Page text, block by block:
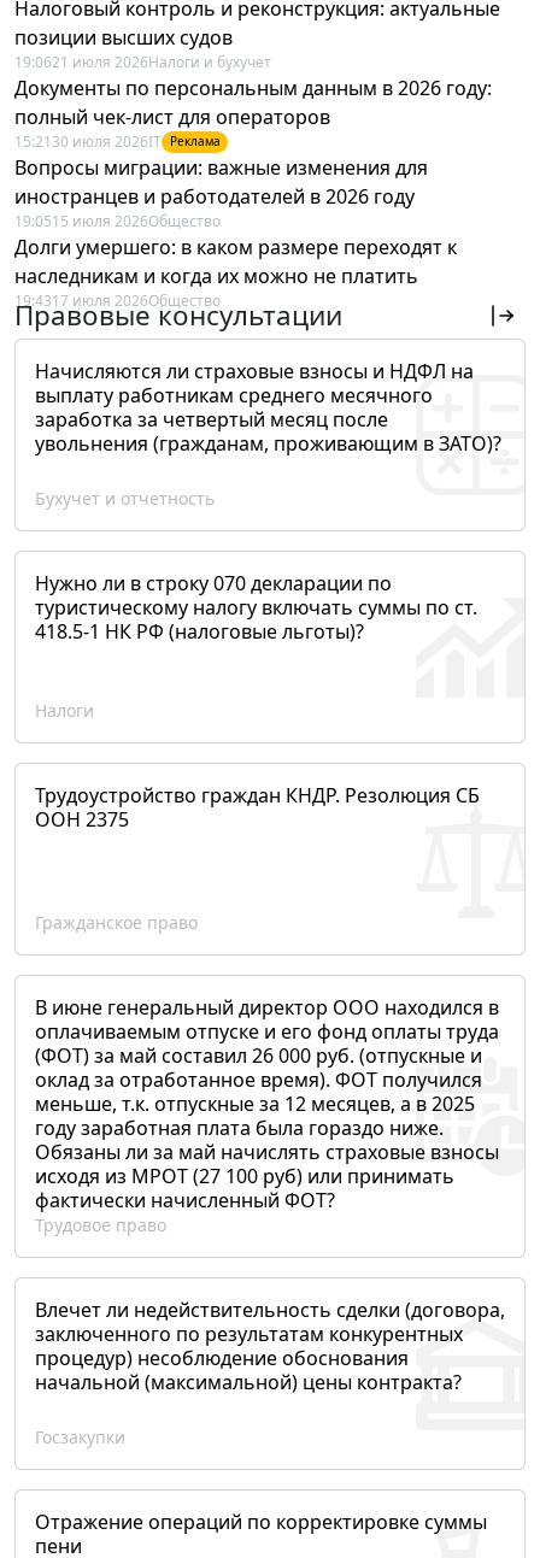
Налоговый контроль и реконструкция: актуальные
позиции высших судов
19:0621 июля 2026Налоги и бухучет
Документы по персональным данным в 2026 году:
полный чек-лист для операторов
15:21 30 июля 2026IT Реклама
Вопросы миграции: важные изменения для
иностранцев и работодателей в 2026 году
19:0515 июля 2026Общество
Долги умершего: в каком размере переходят к
наследникам и когда их можно не платить
19:4317 июля 2026Общество
Правовые консультации
Начисляются ли страховые взносы и НДФЛ на
выплату работникам среднего месячного
заработка за четвертый месяц после
увольнения (гражданам, проживающим в ЗАТО)?
Бухучет и отчетность
Нужно ли в строку 070 декларации по
туристическому налогу включать суммы по ст.
418.5-1 НК РФ (налоговые льготы)?
Налоги
Трудоустройство граждан КНДР. Резолюция СБ
ООН 2375
Гражданское право
В июне генеральный директор ООО находился в
оплачиваемым отпуске и его фонд оплаты труда
(ФОТ) за май составил 26 000 руб. (отпускные и
оклад за отработанное время). ФОТ получился
меньше, т.к. отпускные за 12 месяцев, а в 2025
году заработная плата была гораздо ниже.
Обязаны ли за май начислять страховые взносы
исходя из МРОТ (27 100 руб) или принимать
фактически начисленный ФОТ?
Трудовое право
Влечет ли недействительность сделки (договора,
заключенного по результатам конкурентных
процедур) несоблюдение обоснования
начальной (максимальной) цены контракта?
Госзакупки
Отражение операций по корректировке суммы
пени